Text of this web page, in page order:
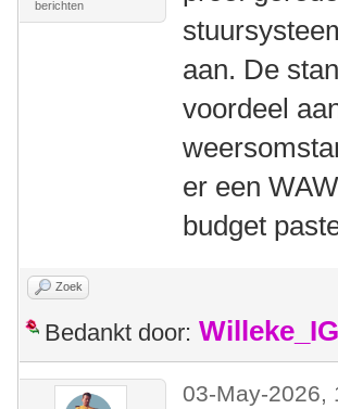
berichten
aan. De
voordeel
er een
budget
Zoek
Bedankt door:
03-May-2026,